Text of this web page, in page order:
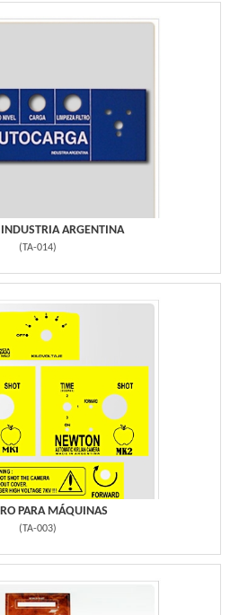
INDUSTRIA ARGENTINA
(TA-014)
PARA MÁQUINAS
(TA-003)